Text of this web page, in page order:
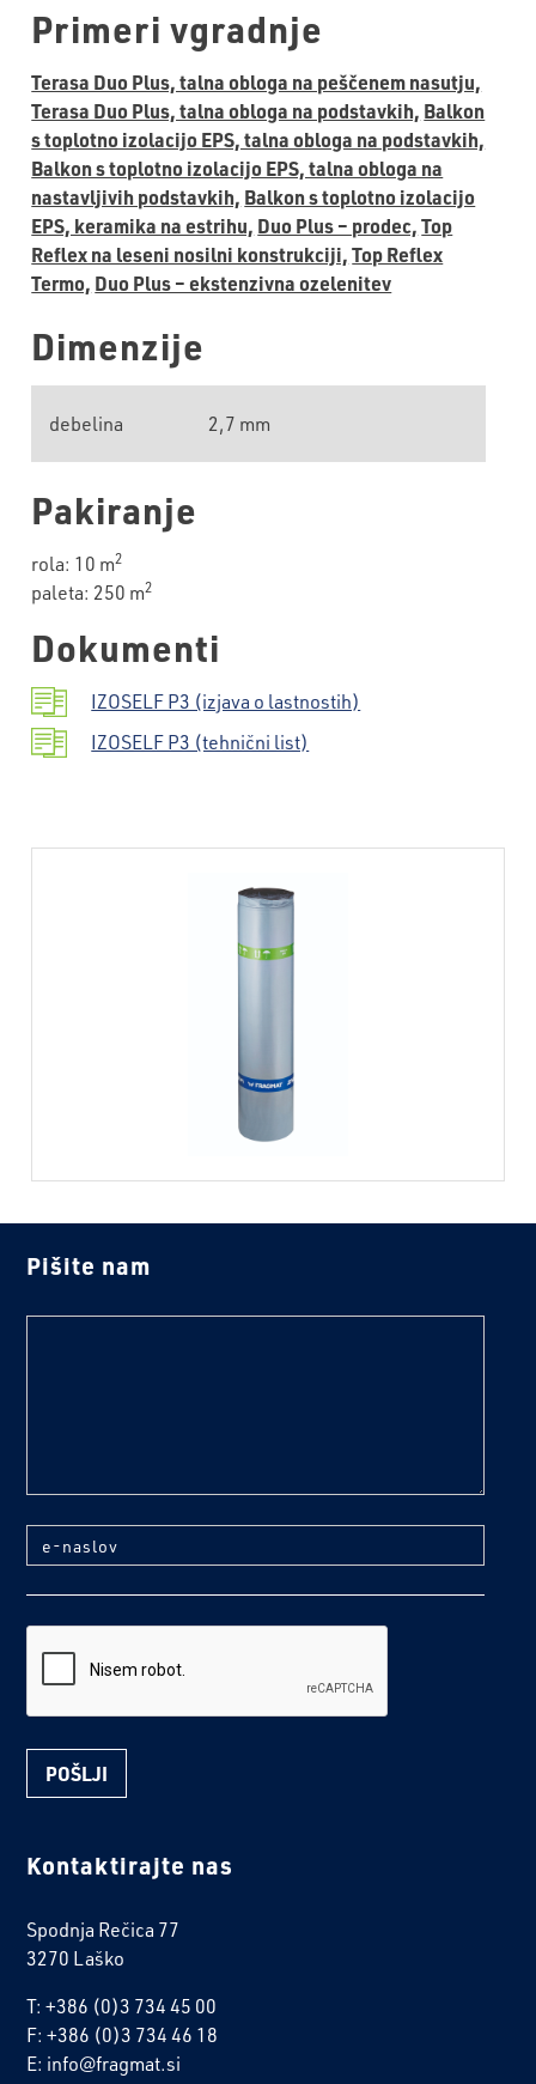
Primeri vgradnje
Terasa Duo Plus, talna obloga na peščenem nasutju,
Terasa Duo Plus, talna obloga na podstavkih, Balkon
s toplotno izolacijo EPS, talna obloga na podstavkih,
Balkon s toplotno izolacijo EPS, talna obloga na
nastavljivih podstavkih, Balkon s toplotno izolacijo
EPS, keramika na estrihu, Duo Plus – prodec, Top
Reflex na leseni nosilni konstrukciji, Top Reflex
Termo, Duo Plus – ekstenzivna ozelenitev
Dimenzije
debelina 2,7 mm
Pakiranje
rola: 10 m2
paleta: 250 m2
Dokumenti
IZOSELF P3 (izjava o lastnostih)
IZOSELF P3 (tehnični list)
Pišite nam
e-naslov
Kontaktirajte nas
Spodnja Rečica 77
3270 Laško
T: +386 (0)3 734 45 00
F: +386 (0)3 734 46 18
E: info@fragmat.si